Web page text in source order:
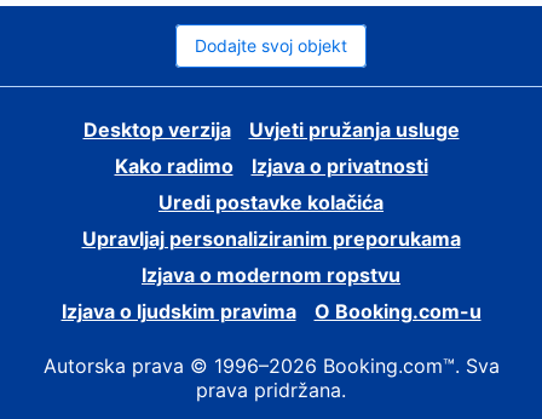
Dodajte svoj objekt
Desktop verzija
Uvjeti pružanja usluge
Kako radimo
Izjava o privatnosti
Uredi postavke kolačića
Upravljaj personaliziranim preporukama
Izjava o modernom ropstvu
Izjava o ljudskim pravima
O Booking.com-u
Autorska prava © 1996–2026 Booking.com™. Sva
prava pridržana.